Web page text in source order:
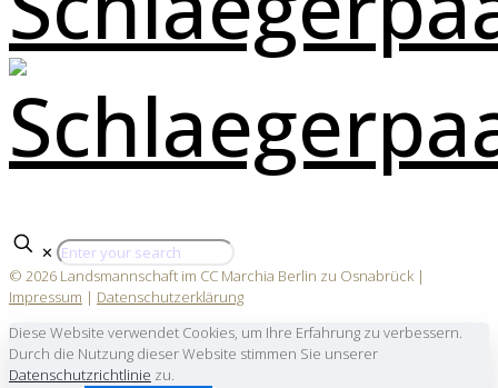
✕
© 2026 Landsmannschaft im CC Marchia Berlin zu Osnabrück |
Impressum | Datenschutzerklärung
Diese Website verwendet Cookies, um Ihre Erfahrung zu verbessern.
Durch die Nutzung dieser Website stimmen Sie unserer
Datenschutzrichtlinie zu.